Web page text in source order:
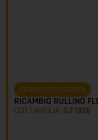
PENNELLIFICIO EUROPA
RICAMBIO RULLINO
COD FAMIGLIA: S.F1936